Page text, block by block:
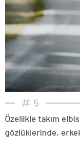
5
Özellikle takım
gözlüklerinde,